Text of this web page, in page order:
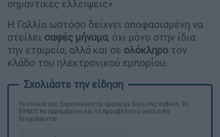
σημαντικές ελλείψεις».
Η Γαλλία ωστόσο δείχνει αποφασισμένη να
στείλει σαφές μήνυμα, όχι μόνο στην ίδια
την εταιρεία, αλλά και σε ολόκληρο τον
κλάδο του ηλεκτρονικού εμπορίου.
Τα σχολιά σας δημοσιεύονται άμεσα με δική σας ευθύνη. Το
ΕΘΝΟΣ θα παρεμβαίνει και τα προσβλητικά σχόλια θα
διαγράφονται